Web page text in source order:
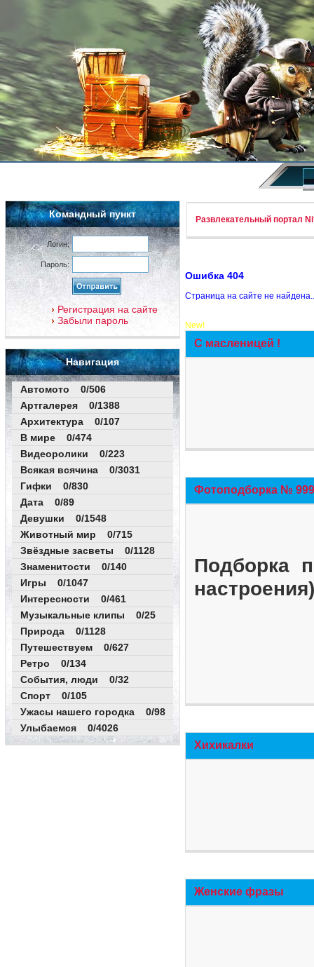
Командный пункт
Логин:
Пароль:
Регистрация на сайте
Забыли пароль
Навигация
Автомото 0/506
Артгалерея 0/1388
Архитектура 0/107
В мире 0/474
Видеоролики 0/223
Всякая всячина 0/3031
Гифки 0/830
Дата 0/89
Девушки 0/1548
Животный мир 0/715
Звёздные засветы 0/1128
Знаменитости 0/140
Игры 0/1047
Интересности 0/461
Музыкальные клипы 0/25
Природа 0/1128
Путешествуем 0/627
Ретро 0/134
События, люди 0/32
Спорт 0/105
Ужасы нашего городка 0/98
Улыбаемся 0/4026
Развлекательный портал
Ошибка 404
Страница на сайте не
New!
С масленицей !
Фотоподборка №
Подборка
Хихикалки
Женские фразы